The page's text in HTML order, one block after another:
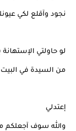
نجود وآقلع لكي
لو حاولتي الإستهانة
من السيدة في البيت
إعتدلي
والله سوف آجعلكم